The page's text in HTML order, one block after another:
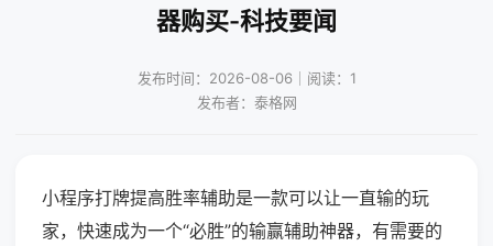
器购买-科技要闻
发布时间：2026-08-06｜阅读：1
发布者：泰格网
小程序打牌提高胜率辅助是一款可以让一直输的玩
家，快速成为一个“必胜”的输赢辅助神器，有需要的